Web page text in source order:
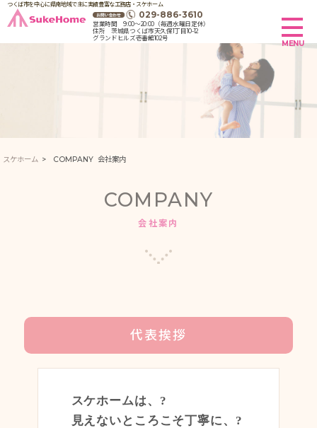
つくば市を中心に県南地域で主に実績豊富な工務店・スケホーム
029-886-3610
営業時間 9:00～20:00（毎週水曜日定休）
住所 茨城県つくば市天久保1丁目10-12
グランドヒルズ壱番館102号
スケホーム > COMPANY 会社案内
COMPANY
会社案内
代表挨拶
スケホームは、?
見えないところこそ丁寧に、?